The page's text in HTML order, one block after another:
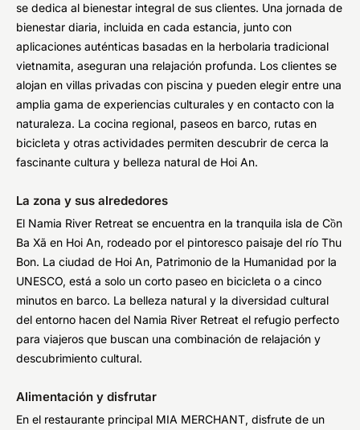
se dedica al bienestar integral de sus clientes. Una jornada de
bienestar diaria, incluida en cada estancia, junto con
aplicaciones auténticas basadas en la herbolaria tradicional
vietnamita, aseguran una relajación profunda. Los clientes se
alojan en villas privadas con piscina y pueden elegir entre una
amplia gama de experiencias culturales y en contacto con la
naturaleza. La cocina regional, paseos en barco, rutas en
bicicleta y otras actividades permiten descubrir de cerca la
fascinante cultura y belleza natural de Hoi An.
La zona y sus alrededores
El Namia River Retreat se encuentra en la tranquila isla de Cồn
Ba Xã en Hoi An, rodeado por el pintoresco paisaje del río Thu
Bon. La ciudad de Hoi An, Patrimonio de la Humanidad por la
UNESCO, está a solo un corto paseo en bicicleta o a cinco
minutos en barco. La belleza natural y la diversidad cultural
del entorno hacen del Namia River Retreat el refugio perfecto
para viajeros que buscan una combinación de relajación y
descubrimiento cultural.
Alimentación y disfrutar
En el restaurante principal MIA MERCHANT, disfrute de un